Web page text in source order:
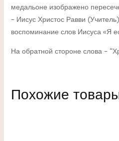
медальоне изображено
– Иисус Христос Равви
воспоминание слов Иисуса «Я
На обратной стороне слова –
Похожие